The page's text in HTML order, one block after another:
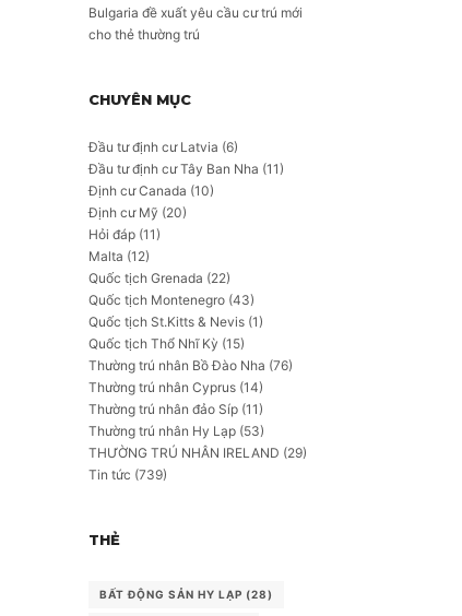
Bulgaria đề xuất yêu cầu cư trú mới
cho thẻ thường trú
CHUYÊN MỤC
Đầu tư định cư Latvia (6)
Đầu tư định cư Tây Ban Nha (11)
Định cư Canada (10)
Định cư Mỹ (20)
Hỏi đáp (11)
Malta (12)
Quốc tịch Grenada (22)
Quốc tịch Montenegro (43)
Quốc tịch St.Kitts & Nevis (1)
Quốc tịch Thổ Nhĩ Kỳ (15)
Thường trú nhân Bồ Đào Nha (76)
Thường trú nhân Cyprus (14)
Thường trú nhân đảo Síp (11)
Thường trú nhân Hy Lạp (53)
THƯỜNG TRÚ NHÂN IRELAND (29)
Tin tức (739)
THẺ
BẤT ĐỘNG SẢN HY LẠP (28)